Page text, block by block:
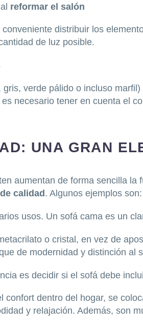
reformar el salón
distribuir los
de luz posible.
verde pálido o incluso
necesario tener en cuenta el
UNA GRAN
aumentan de forma sencilla la
calidad . Algunos ejemplos son:
usos. Un sofá cama es un
o cristal, en vez de
de modernidad y distinción al
es decidir si el sofá debe
confort dentro del hogar, se
y relajación. Además, son